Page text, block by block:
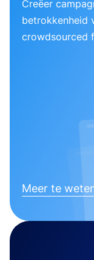
Creëer
betrokkenheid
crowdsourced
Meer te